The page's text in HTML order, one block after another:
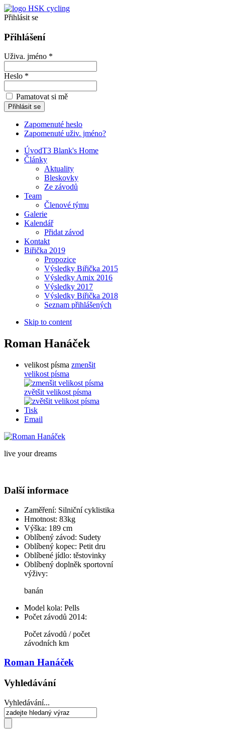
Přihlásit se
Přihlášení
Uživa. jméno *
Heslo *
Pamatovat si mě
Zapomenuté heslo
Zapomenuté uživ. jméno?
ÚvodT3 Blank's Home
Články
Aktuality
Bleskovky
Ze závodů
Team
Členové týmu
Galerie
Kalendář
Přidat závod
Kontakt
Biřička 2019
Propozice
Výsledky Biřička 2015
Výsledky Amix 2016
Výsledky 2017
Výsledky Biřička 2018
Seznam přihlášených
Skip to content
Roman Hanáček
velikost písma zmenšit
velikost písma
zvětšit velikost písma
Tisk
Email
live your dreams
Další informace
Zaměření: Silniční cyklistika
Hmotnost: 83kg
Výška: 189 cm
Oblíbený závod: Sudety
Oblíbený kopec: Petit dru
Oblíbené jídlo: těstovinky
Oblíbený doplněk sportovní
výživy:
banán
Model kola: Pells
Počet závodů 2014:
Počet závodů / počet
závodních km
Roman Hanáček
Vyhledávání
Vyhledávání...